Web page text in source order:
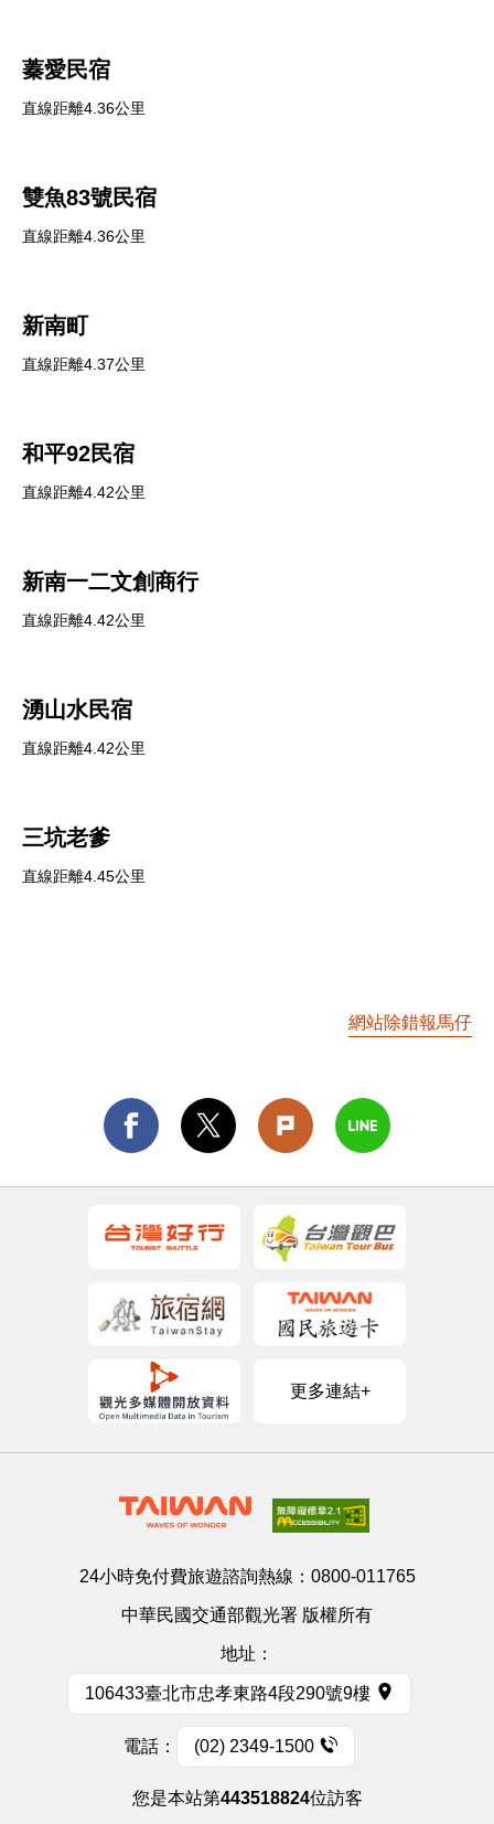
蓁愛民宿
直線距離4.36公里
雙魚83號民宿
直線距離4.36公里
新南町
直線距離4.37公里
和平92民宿
直線距離4.42公里
新南一二文創商行
直線距離4.42公里
湧山水民宿
直線距離4.42公里
三坑老爹
直線距離4.45公里
網站除錯報馬仔
更多連結+
24小時免付費旅遊諮詢熱線： 0800-011765
中華民國交通部觀光署 版權所有
地址：
106433臺北市忠孝東路4段290號9樓
電話： (02) 2349-1500
您是本站第443518824位訪客